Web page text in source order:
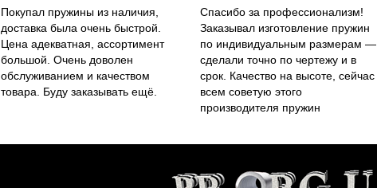
Покупал пружины из наличия,
доставка была очень быстрой.
Цена адекватная, ассортимент
большой. Очень доволен
обслуживанием и качеством
товара. Буду заказывать ещё.
Спасибо за профессионализм!
Заказывал изготовление пружин
по индивидуальным размерам —
сделали точно по чертежу и в
срок. Качество на высоте, сейчас
всем советую этого
производителя пружин